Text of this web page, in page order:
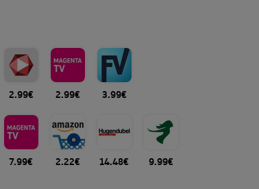
2.99€ 2.99€ 3.99€
7.99€ 2.22€ 14.48€ 9.99€